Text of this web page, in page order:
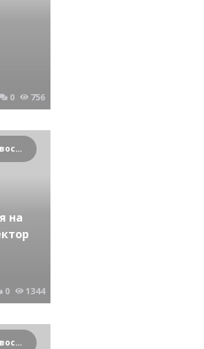
0 756
Криминальные новости Новосибирска и Сибирского региона
на
0 1344
Криминальные новости Новосибирска и Сибирского региона